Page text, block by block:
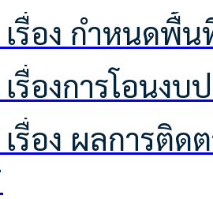
เรื่อง กำหนด
เรื่องการโอน